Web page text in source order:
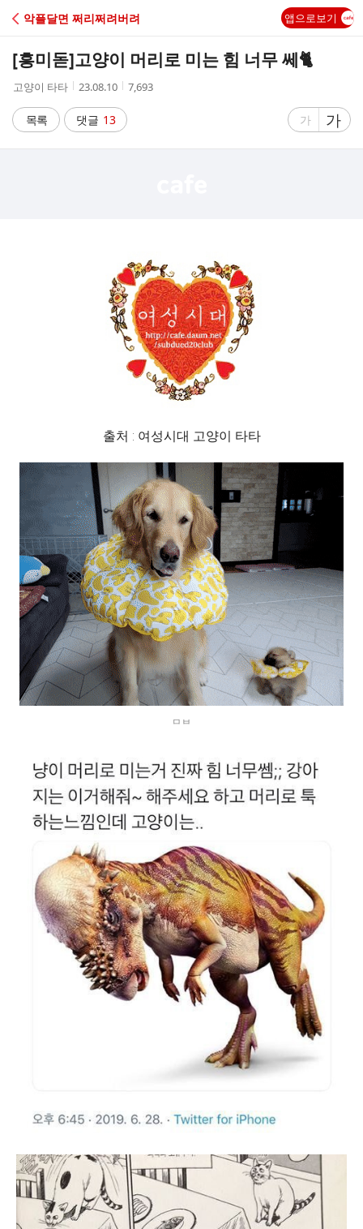
C
A
악플달면 쩌리쩌려버려 앱으로보기
[흥미돋]고양이 머리로 미는 힘 너무 쎄🐈
작
자
고양이 타타
작
시
간
23.08.10
조
7,693
목록 댓글 13
글
가
글
자
가
출처 : 여성시대 고양이 타타
ㅁㅂ